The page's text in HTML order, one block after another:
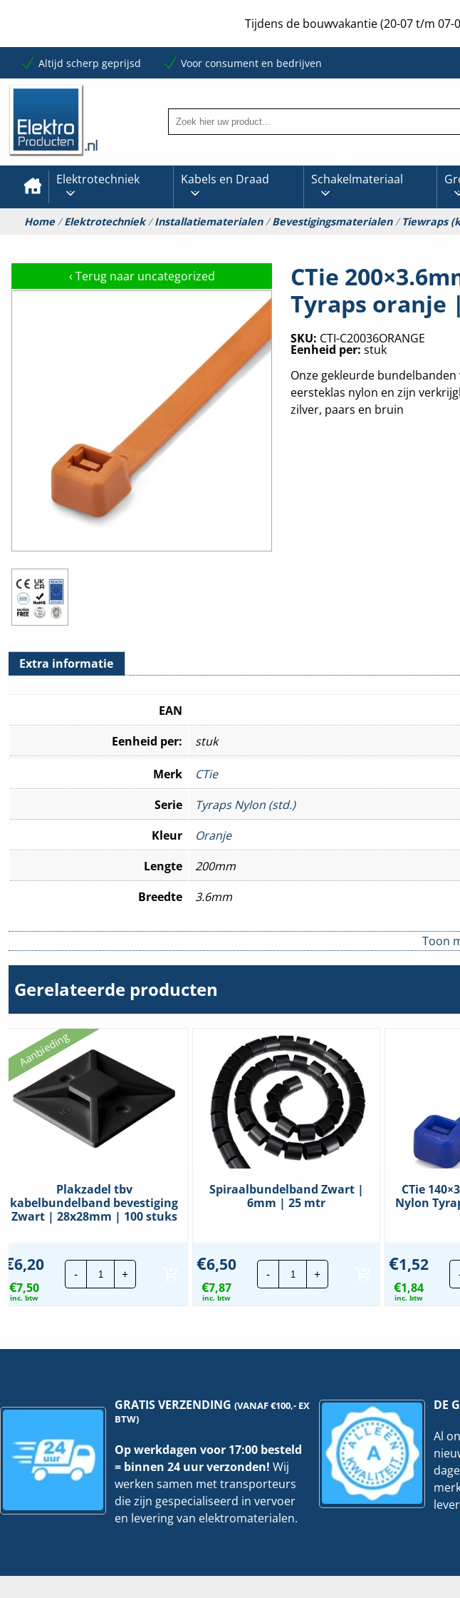
Tijdens de bouwvakantie (20-07 t/m
Altijd scherp geprijsd Voor consument en bedrijven
Elektrotechniek Kabels en Draad Schakelmateriaal
Home/Elektrotechniek/Installatiematerialen/Bevestigingsmaterialen/Tiewraps
‹ Terug naar uncategorized
CTie
Tyraps oranje
SKU: CTI-C20036ORANGE
Eenheid per: stuk
Onze gekleurde
eersteklas nylon en zijn
zilver, paars en bruin
Extra informatie
EAN
Eenheid per:
stuk
Merk
CTie
Serie
Tyraps Nylon (std.)
Kleur
Oranje
Lengte
200mm
Breedte
3.6mm
Toon
Gerelateerde producten
Aanbieding
Plakzadel tbv
kabelbundelband bevestiging
Zwart | 28x28mm | 100 stuks
€6,20
€7,50
inc. btw
-
Plakzadel
tbv
kabelbundelband
+
Spiraalbundelband Zwart |
6mm | 25 mtr
€6,50
€7,87
inc. btw
-
Spiraalbundelband
Zwart
|
+
CTie
Nylon
€1,52
€1,84
inc. btw
GRATIS VERZENDING(VANAF €100,- EX
BTW)
Op werkdagen voor 17:00 besteld
= binnen 24 uur verzonden! Wij
werken samen met transporteurs
die zijn gespecialiseerd in vervoer
en levering van elektromaterialen.
DE
Al